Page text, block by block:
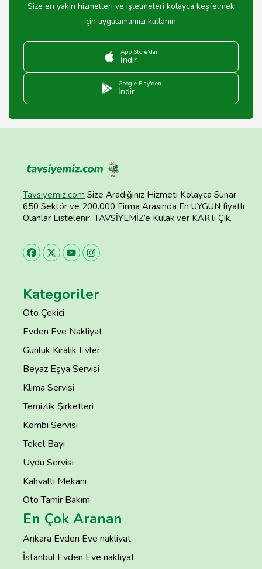
Size en yakın hizmetleri ve işletmeleri kolayca keşfetmek
için uygulamamızı kullanın.
App Store'dan
İndir
Google Play'den
İndir
Tavsiyemiz.com Size Aradığınız Hizmeti Kolayca Sunar
650 Sektör ve 200.000 Firma Arasında En UYGUN fiyatlı
Olanlar Listelenir. TAVSİYEMİZ’e Kulak ver KAR’lı Çık.
Kategoriler
Oto Çekici
Evden Eve Nakliyat
Günlük Kiralık Evler
Beyaz Eşya Servisi
Klima Servisi
Temizlik Şirketleri
Kombi Servisi
Tekel Bayi
Uydu Servisi
Kahvaltı Mekanı
Oto Tamir Bakım
En Çok Aranan
Ankara Evden Eve nakliyat
İstanbul Evden Eve nakliyat